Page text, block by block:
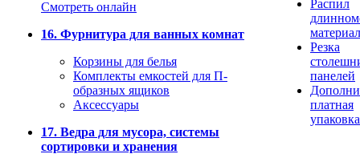
Смотреть онлайн
16. Фурнитура для ванных комнат
Корзины для белья
Комплекты емкостей для П-
образных ящиков
Аксессуары
17. Ведра для мусора, системы
сортировки и хранения
Распил
Резка
панелей
платная
упаковка